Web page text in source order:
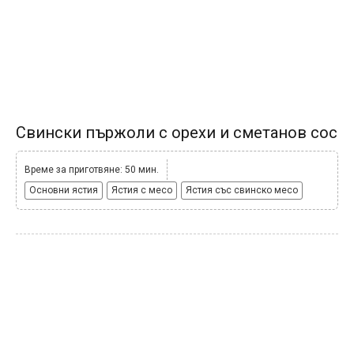
Свински пържоли с орехи и сметанов сос
Време за приготвяне: 50 мин.
Основни ястия
Ястия с месо Ястия със свинско месо